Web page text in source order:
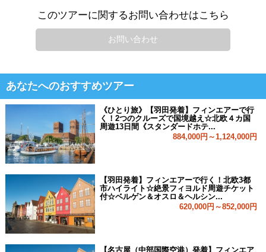
このツアーに関するお問い合わせはこちら
お問い合わせ
あなたへのおすすめツアー
《ひとり旅》【羽田発着】フィンエアーで行
く！2つのクルーズで国境越え☆北欧４カ国
周遊13日間《スタンダードホテ...
884,000円～1,124,000円
【羽田発着】フィンエアーで行く！北欧3都
市ハイライト☆絶景フィヨルド周遊チケット
付☆ベルゲン＆オスロ＆ヘルシン...
620,000円～852,000円
【名古屋（中部国際空港）発着】フィンエア